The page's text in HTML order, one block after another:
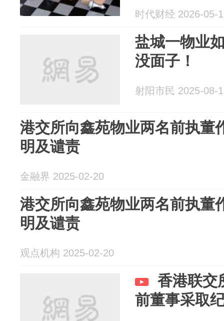
时代财经 2026-05-
盐城一物业
没面子！
射阳市民 2025-08-
港交所向鑫苑物业两名前执董
明及谴责
金融界 2025-02-20
港交所向鑫苑物业两名前执董
明及谴责
观点机构 2025-02-20
香港联交
前董事采取